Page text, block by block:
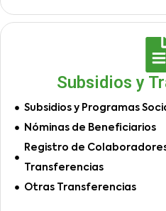
Subsidios y
Subsidios y Programas
Nóminas de Beneficiarios
Registro de
Transferencias
Otras Transferencias